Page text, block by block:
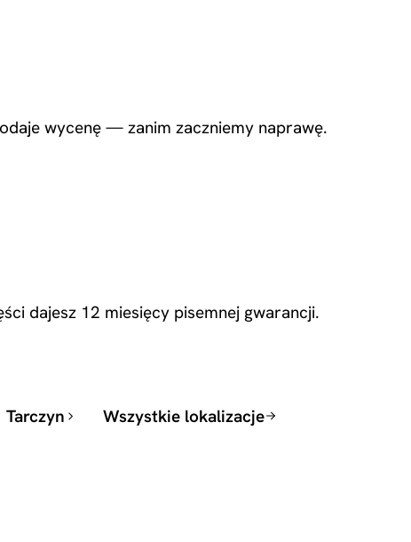
wycenę — zanim zaczniemy naprawę.
dajesz 12 miesięcy pisemnej gwarancji.
Tarczyn Wszystkie lokalizacje